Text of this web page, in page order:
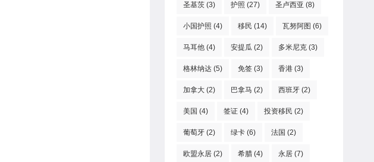
圣基茨 (3) 护照 (27) 圣卢西亚 (8)
小国护照 (4) 移民 (14) 瓦努阿图 (6)
马耳他 (4) 安提瓜 (2) 多米尼克 (3)
格林纳达 (5) 免签 (3) 香港 (3)
加拿大 (2) 巴拿马 (2) 西班牙 (2)
美国 (4) 签证 (4) 投资移民 (2)
葡萄牙 (2) 绿卡 (6) 法国 (2)
欧盟永居 (2) 希腊 (4) 永居 (7)